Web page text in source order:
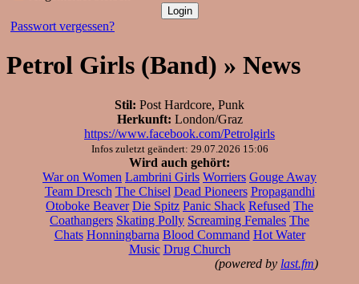
Passwort vergessen?
Petrol Girls (Band) » News
Stil: Post Hardcore, Punk
Herkunft: London/Graz
https://www.facebook.com/Petrolgirls
Infos zuletzt geändert: 29.07.2026 15:06
Wird auch gehört:
War on Women Lambrini Girls Worriers Gouge Away
Team Dresch The Chisel Dead Pioneers Propagandhi
Otoboke Beaver Die Spitz Panic Shack Refused The
Coathangers Skating Polly Screaming Females The
Chats Honningbarna Blood Command Hot Water
Music Drug Church
(powered by last.fm)